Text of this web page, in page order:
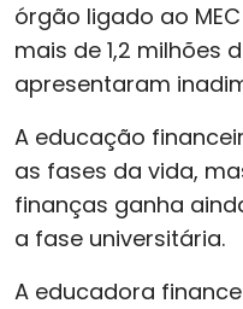
órgão ligado ao
mais de 1,2 milhões
apresentaram
A educação
as fases da vida,
finanças ganha
a fase universitária.
A educadora